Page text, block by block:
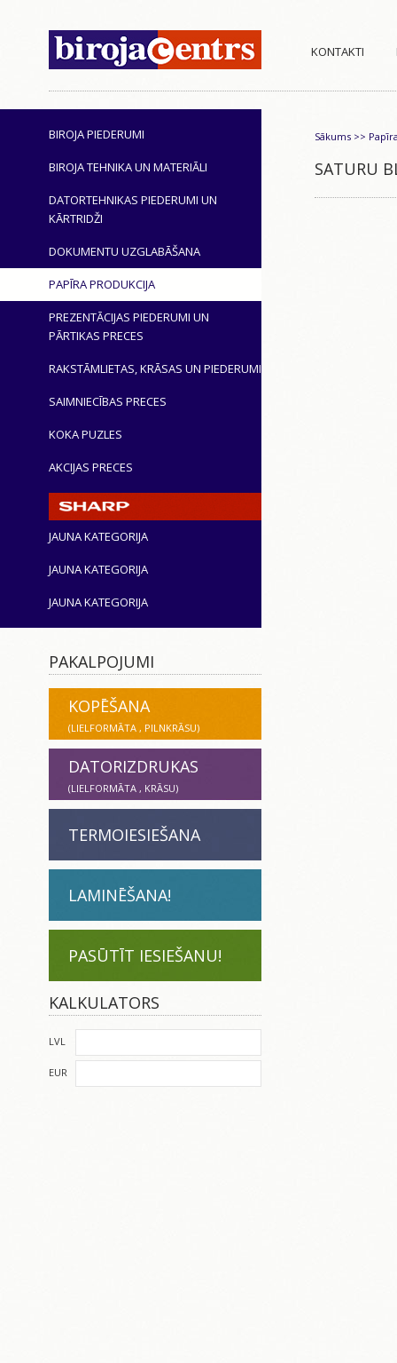
KONTAKTI
BIROJA PIEDERUMI
BIROJA TEHNIKA UN MATERIĀLI
DATORTEHNIKAS PIEDERUMI UN
KĀRTRIDŽI
DOKUMENTU UZGLABĀŠANA
PAPĪRA PRODUKCIJA
PREZENTĀCIJAS PIEDERUMI UN
PĀRTIKAS PRECES
RAKSTĀMLIETAS, KRĀSAS UN PIEDERUMI
SAIMNIECĪBAS PRECES
KOKA PUZLES
AKCIJAS PRECES
JAUNA KATEGORIJA
JAUNA KATEGORIJA
JAUNA KATEGORIJA
Sākums >>
SATURU
PAKALPOJUMI
KOPĒŠANA
(LIELFORMĀTA , PILNKRĀSU)
DATORIZDRUKAS
(LIELFORMĀTA , KRĀSU)
TERMOIESIEŠANA
LAMINĒŠANA!
PASŪTĪT IESIEŠANU!
KALKULATORS
LVL
EUR